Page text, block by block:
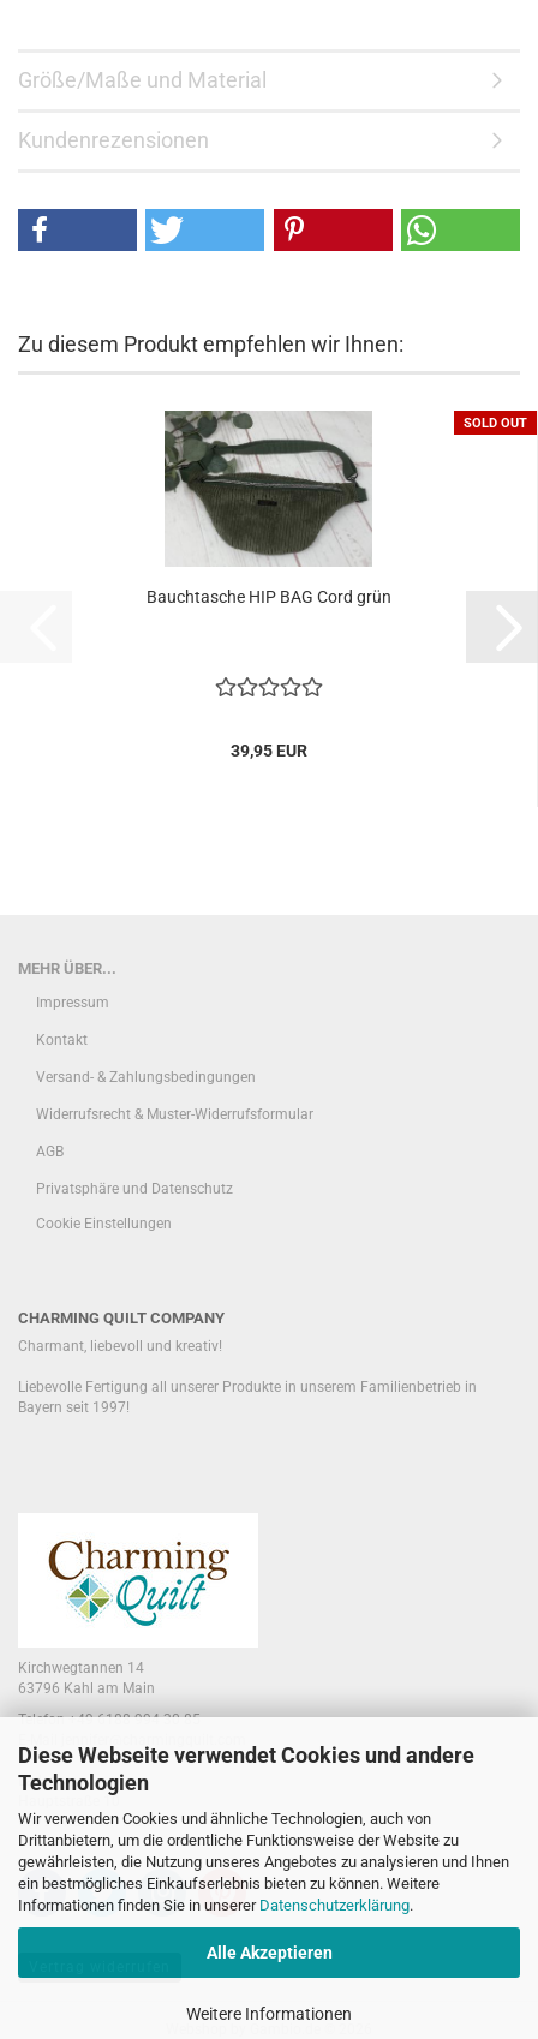
Diese Webseite verwendet Cookies und andere
Technologien
Wir verwenden Cookies und ähnliche Technologien, auch von
Drittanbietern, um die ordentliche Funktionsweise der Website zu
gewährleisten, die Nutzung unseres Angebotes zu analysieren und Ihnen
ein bestmögliches Einkaufserlebnis bieten zu können. Weitere
Informationen finden Sie in unserer Datenschutzerklärung.
Alle Akzeptieren
Weitere Informationen
Größe/Maße und Material
Kundenrezensionen
Zu diesem Produkt empfehlen wir Ihnen:
SOLD OUT
Bauchtasche HIP BAG Cord grün
39,95 EUR
MEHR ÜBER...
Impressum
Kontakt
Versand- & Zahlungsbedingungen
Widerrufsrecht & Muster-Widerrufsformular
AGB
Privatsphäre und Datenschutz
Cookie Einstellungen
CHARMING QUILT COMPANY
Charmant, liebevoll und kreativ!
Liebevolle Fertigung all unserer Produkte in unserem Familienbetrieb in
Bayern seit 1997!
Kirchwegtannen 14
63796 Kahl am Main
Telefon +49 6188 994 30 85
Laden:
63796 Kahl am Main